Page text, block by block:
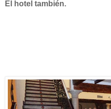
El hotel también.